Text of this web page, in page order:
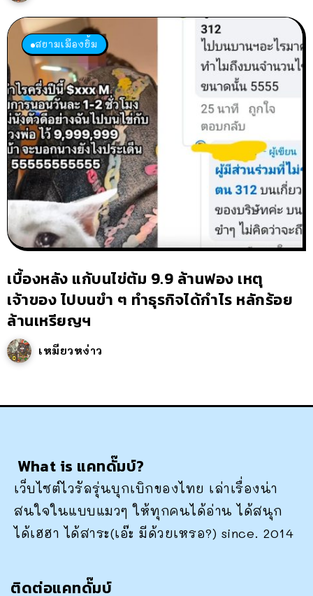
สยามเมืองยิ้ม
เบื้องหลัง แก้บนไข่ต้ม 9.9 ล้านฟอง เหตุ
เจ้าของ ไปบนขำ ๆ ทำธุรกิจได้กำไร หลักร้อย
ล้านเหรียญฯ
เหมียวหง่าว
What is แคทดั๊มบ์?
เว็บไซต์ไวรัลรุ่นบุกเบิกของไทย เล่าเรื่องน่า
สนใจในแบบแมวๆ ให้ทุกคนได้อ่าน ได้สนุก
ได้เฮฮา ได้สาระ(เอ๊ะ มีด้วยเหรอ?) since. 2014
ติดต่อแคทดั๊มบ์